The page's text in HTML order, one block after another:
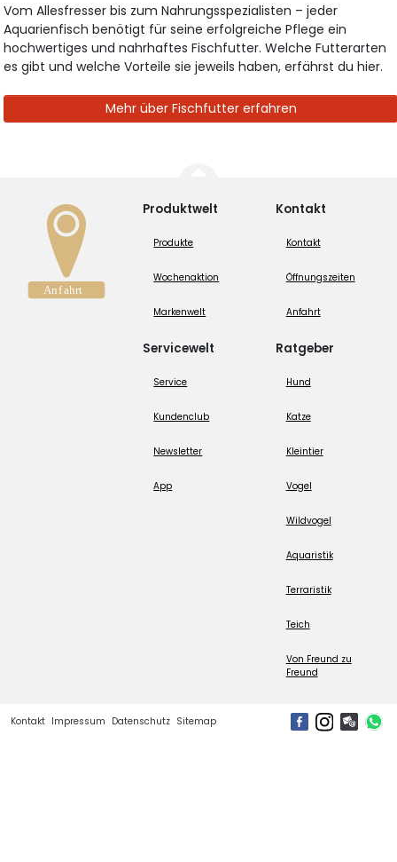
Vom Allesfresser bis zum Nahrungsspezialisten – jeder
Aquarienfisch benötigt für seine erfolgreiche Pflege ein
hochwertiges und nahrhaftes Fischfutter. Welche Futterarten
es gibt und welche Vorteile sie jeweils haben, erfährst du hier.
Mehr über Fischfutter erfahren
Produktwelt
Produkte
Wochenaktion
Markenwelt
Servicewelt
Service
Kundenclub
Newsletter
App
Kontakt
Kontakt
Öffnungszeiten
Anfahrt
Ratgeber
Hund
Katze
Kleintier
Vogel
Wildvogel
Aquaristik
Terraristik
Teich
Von Freund zu
Freund
Kontakt Impressum Datenschutz Sitemap